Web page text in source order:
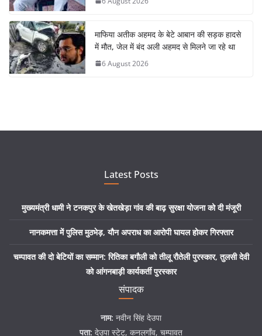
माफिया अतीक अहमद के बेटे आबान की सड़क हादसे
में मौत, जेल में बंद अली अहमद से मिलने जा रहे था
6 August 2026
Latest Posts
मुख्यमंत्री धामी ने टनकपुर के खेतखेड़ा गांव की बाढ़ सुरक्षा योजना को दी मंजूरी
नानकमत्ता में पुलिस मुठभेड़, यौन अपराध का आरोपी घायल होकर गिरफ्तार
चम्पावत की दो बेटियों का सम्मान: रितिका बगौली को तीलू रौतेली पुरस्कार, तुलसी देवी
को आंगनबाड़ी कार्यकर्ती पुरस्कार
संपादक
नाम: नवीन सिंह देउपा
पता: देउपा स्टेट, कनलगाँव, चम्पावत